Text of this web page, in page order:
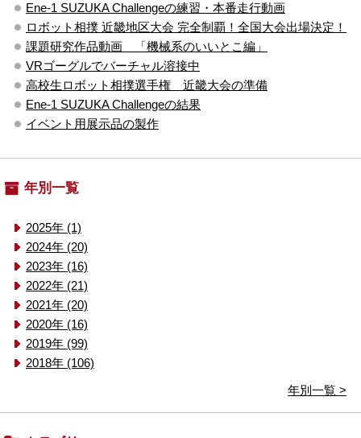
Ene-1 SUZUKA Challengeの練習・本番走行動画
ロボット相撲 近畿地区大会 完全制覇！全国大会出場決定！
課題研究作品動画 「機械系のいいとこ編」
VRゴーグルでバーチャル溶接中
高校生ロボット相撲選手権 近畿大会の準備
Ene-1 SUZUKA Challengeの結果
イベント用展示品の製作
年別一覧
2025年 (1)
2024年 (20)
2023年 (16)
2022年 (21)
2021年 (20)
2020年 (16)
2019年 (99)
2018年 (106)
年別一覧 >